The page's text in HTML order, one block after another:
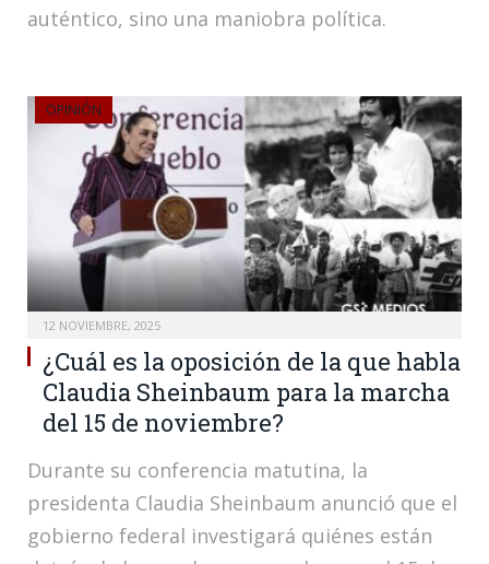
auténtico, sino una maniobra política.
OPINIÓN
12 NOVIEMBRE, 2025
¿Cuál es la oposición de la que habla
Claudia Sheinbaum para la marcha
del 15 de noviembre?
Durante su conferencia matutina, la
presidenta Claudia Sheinbaum anunció que el
gobierno federal investigará quiénes están